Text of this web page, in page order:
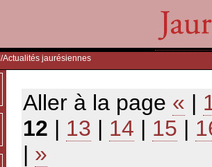
/Actualités jaurésiennes
Aller à la page « |
12 | 13 | 14 | 15 |
| »